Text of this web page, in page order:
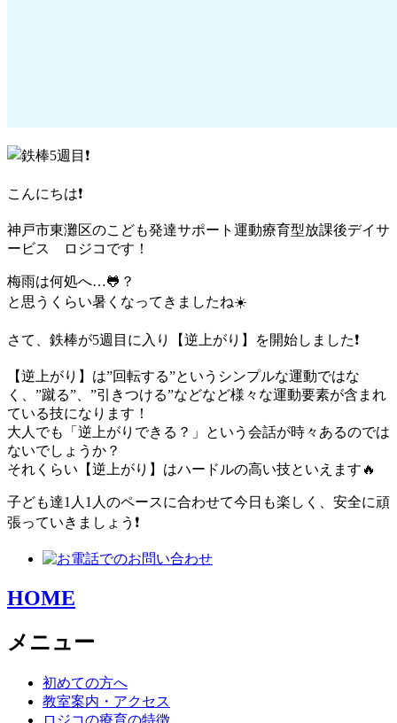
こんにちは❗️
神戸市東灘区のこども発達サポート運動療育型放課後デイサ
ービス ロジコです！
梅雨は何処へ…🐸？
と思うくらい暑くなってきましたね☀️
さて、鉄棒が5週目に入り【逆上がり】を開始しました❗️
【逆上がり】は”回転する”というシンプルな運動ではな
く、”蹴る”、”引きつける”などなど様々な運動要素が含まれ
ている技になります！
大人でも「逆上がりできる？」という会話が時々あるのでは
ないでしょうか？
それくらい【逆上がり】はハードルの高い技といえます🔥
子ども達1人1人のペースに合わせて今日も楽しく、安全に頑
張っていきましょう❗️
HOME
メニュー
初めての方へ
教室案内・アクセス
ロジコの療育の特徴